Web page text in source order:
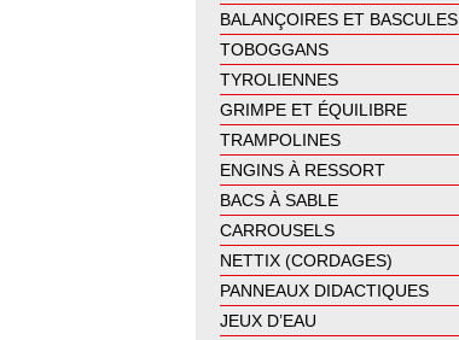
BALANÇOIRES ET BASCULES
TOBOGGANS
TYROLIENNES
GRIMPE ET ÉQUILIBRE
TRAMPOLINES
ENGINS À RESSORT
BACS À SABLE
CARROUSELS
NETTIX (CORDAGES)
PANNEAUX DIDACTIQUES
JEUX D’EAU